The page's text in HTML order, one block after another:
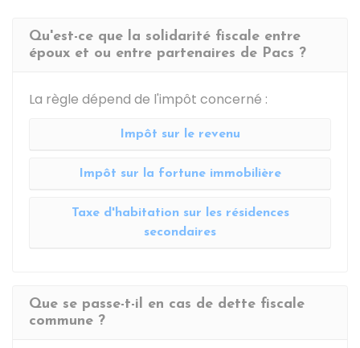
Qu'est-ce que la solidarité fiscale entre
époux et ou entre partenaires de Pacs ?
La règle dépend de l'impôt concerné :
Impôt sur le revenu
Impôt sur la fortune immobilière
Taxe d'habitation sur les résidences
secondaires
Que se passe-t-il en cas de dette fiscale
commune ?